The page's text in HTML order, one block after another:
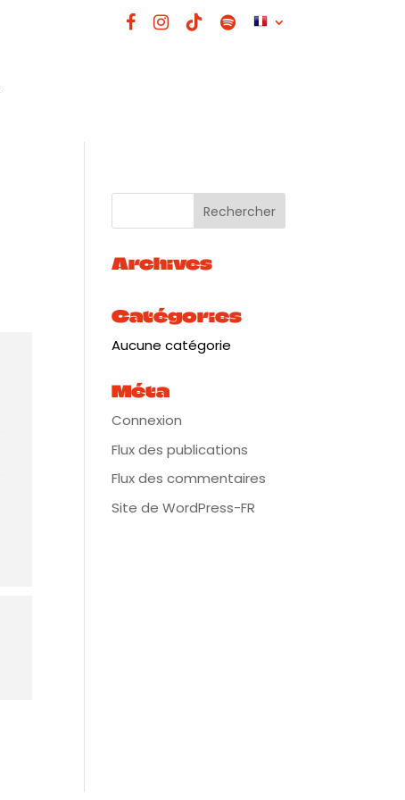
Archives
Catégories
Aucune catégorie
Méta
Connexion
Flux des publications
Flux des commentaires
Site de WordPress-FR